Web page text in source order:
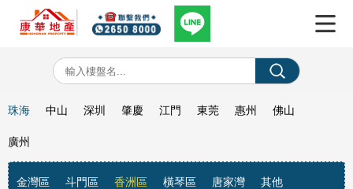
珠海
金灣區 斗門區 香洲區 橫琴區 唐家灣 其他
中山 深圳 肇慶 江門 東莞 惠州 佛山
廣州